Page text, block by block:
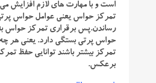
است و با مهارت های لازم افزایش می
تمرکز حواس یعنی عوامل حواس
رساندن.پس برقراری تمرکز حواس
حواس پرتی بستگی دارد. یعنی هر
تمرکز بیشتر باشند توانایی حفظ
برعکس.